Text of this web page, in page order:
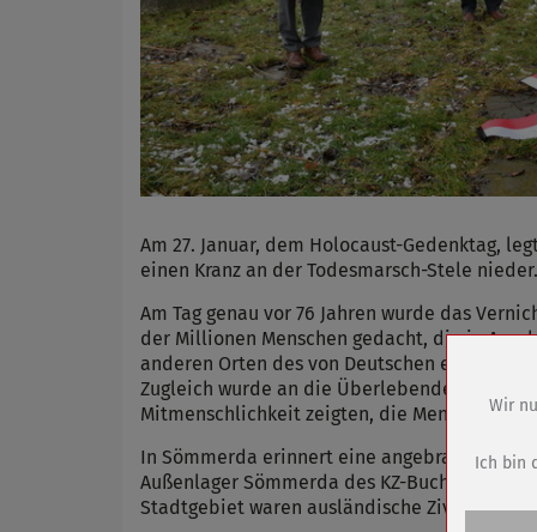
Am 27. Januar, dem Holocaust-Gedenktag,
einen Kranz an der Todesmarsch-Stele nieder.
Am Tag genau vor 76 Jahren wurde das
der Millionen Menschen gedacht, die in
anderen Orten des von Deutschen
Zugleich wurde an die Überlebenden
Mitmenschlichkeit zeigten, die
In Sömmerda erinnert eine angebrachte
Außenlager Sömmerda des KZ-Buchenwald
Stadtgebiet waren ausländische
Anbieter
Cookie
Wir
Ich bin